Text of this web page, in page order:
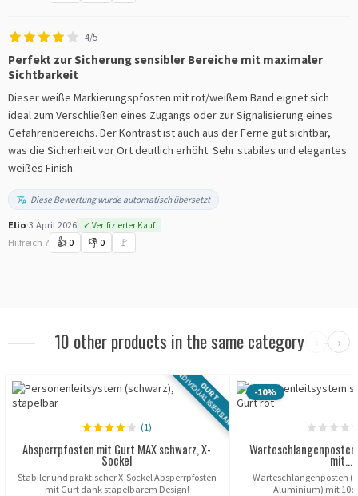
4/5
Perfekt zur Sicherung sensibler Bereiche mit maximaler
Sichtbarkeit
Dieser weiße Markierungspfosten mit rot/weißem Band eignet sich
ideal zum Verschließen eines Zugangs oder zur Signalisierung eines
Gefahrenbereichs. Der Kontrast ist auch aus der Ferne gut sichtbar,
was die Sicherheit vor Ort deutlich erhöht. Sehr stabiles und elegantes
weißes Finish.
Diese Bewertung wurde automatisch übersetzt
Elio·3 April 2026 ✓ Verifizierter Kauf
Hilfreich ? 👍 0 👎 0 🚩
10 other products in the same category ‹ ›
GURT
INDIVIDUALISIERBAR
(1)
Absperrpfosten mit Gurt MAX schwarz, X-
Sockel
Stabiler und praktischer X-Sockel Absperrpfosten
mit Gurt dank stapelbarem Design!
-10%
Warteschlangenposten
mit...
Warteschlangenposten
Aluminium) mit